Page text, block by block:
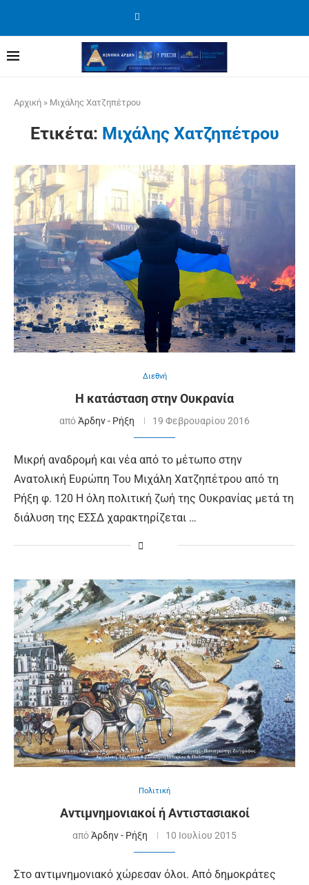
Αρχική » Μιχάλης Χατζηπέτρου
Ετικέτα: Μιχάλης Χατζηπέτρου
Διεθνή
Η κατάσταση στην Ουκρανία
απόΆρδην - Ρήξη 19 Φεβρουαρίου 2016
Μικρή αναδρομή και νέα από το μέτωπο στην
Ανατολική Ευρώπη Του Μιχάλη Χατζηπέτρου από τη
Ρήξη φ. 120 Η όλη πολιτική ζωή της Ουκρανίας μετά τη
διάλυση της ΕΣΣΔ χαρακτηρίζεται …
Πολιτική
Αντιμνημονιακοί ή Αντιστασιακοί
απόΆρδην - Ρήξη 10 Ιουλίου 2015
Στο αντιμνημονιακό χώρεσαν όλοι. Από δημοκράτες